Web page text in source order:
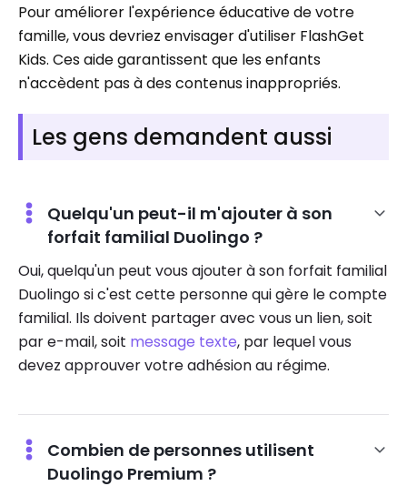
Pour améliorer l'expérience éducative de votre
famille, vous devriez envisager d'utiliser FlashGet
Kids. Ces aide garantissent que les enfants
n'accèdent pas à des contenus inappropriés.
Les gens demandent aussi
Quelqu'un peut-il m'ajouter à son
forfait familial Duolingo ?
Oui, quelqu'un peut vous ajouter à son forfait familial
Duolingo si c'est cette personne qui gère le compte
familial. Ils doivent partager avec vous un lien, soit
par e-mail, soit message texte, par lequel vous
devez approuver votre adhésion au régime.
Combien de personnes utilisent
Duolingo Premium ?